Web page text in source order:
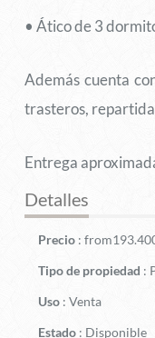
• Ático de 3
Además cuenta
trasteros,
Entrega
Detalles
Precio : from
Tipo de propiedad :
Uso : Venta
Estado : Disponible